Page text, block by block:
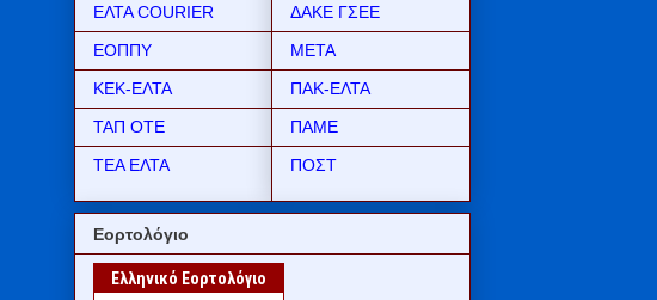
ΕΛΤΑ COURIER
ΕΟΠΠΥ
ΚΕΚ-ΕΛΤΑ
ΤΑΠ ΟΤΕ
ΤΕΑ ΕΛΤΑ
ΔΑΚΕ ΓΣΕΕ
ΜΕΤΑ
ΠΑΚ-ΕΛΤΑ
ΠΑΜΕ
ΠΟΣΤ
Εορτολόγιο